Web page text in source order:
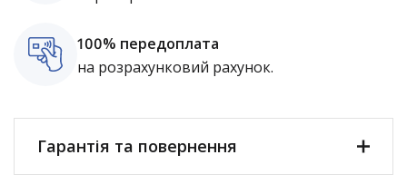
100% передоплата
на розрахунковий рахунок.
Гарантія та повернення